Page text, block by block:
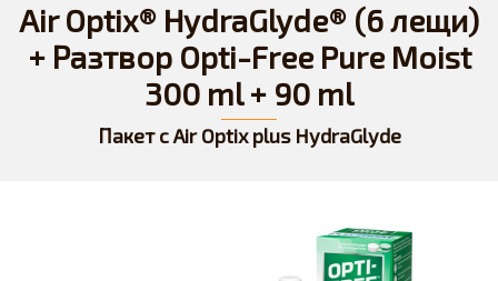
Air Optix® HydraGlyde® (6 лещи)
+ Разтвор Opti-Free Pure Moist
300 ml + 90 ml
Пакет с Air Optix plus HydraGlyde